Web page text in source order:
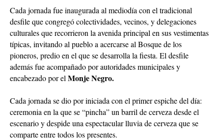
Cada jornada fue inaugurada al mediodía con el tradicional
desfile que congregó colectividades, vecinos, y delegaciones
culturales que recorrieron la avenida principal en sus vestimentas
típicas, invitando al pueblo a acercarse al Bosque de los
pioneros, predio en el que se desarrolla la fiesta. El desfile
además fue acompañado por autoridades municipales y
encabezado por el Monje Negro.
Cada jornada se dio por iniciada con el primer espiche del día:
ceremonia en la que se “pincha” un barril de cerveza desde el
escenario y despide una espectacular lluvia de cerveza que se
comparte entre todos los presentes.